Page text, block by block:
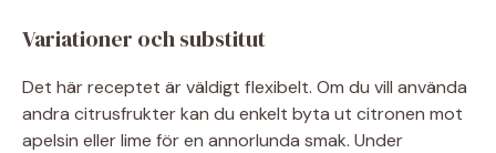
Variationer och substitut
Det här receptet är väldigt flexibelt. Om du vill använda
andra citrusfrukter kan du enkelt byta ut citronen mot
apelsin eller lime för en annorlunda smak. Under